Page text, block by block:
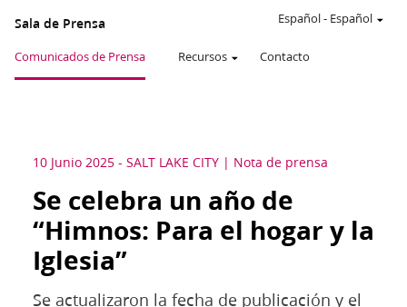
Sala de Prensa
Comunicados de Prensa Recursos Contacto
Español- Español
10 Junio 2025 - SALT LAKE CITY Nota de prensa
Se celebra un año de
“Himnos: Para el hogar y la
Iglesia”
Se actualizaron la fecha de publicación y el